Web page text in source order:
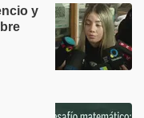
y